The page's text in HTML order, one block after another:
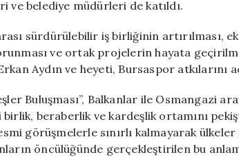
ve belediye müdürleri de katıldı.
sürdürülebilir iş birliğinin artırılması,
ve ortak projelerin hayata
Aydın ve heyeti, Bursaspor atkılarını
Buluşması”, Balkanlar ile Osmangazi
birlik, beraberlik ve kardeşlik ortamını
görüşmelerle sınırlı kalmayarak
öncülüğünde gerçekleştirilen bu